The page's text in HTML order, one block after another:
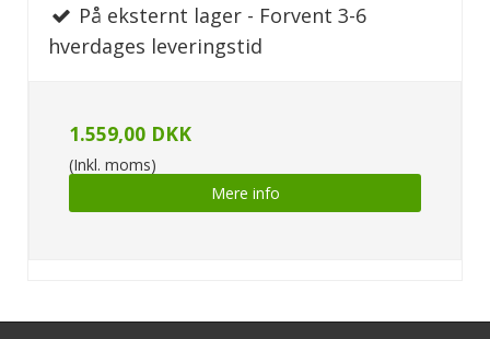
På eksternt lager - Forvent 3-6
hverdages leveringstid
1.559,00 DKK
(Inkl. moms)
Mere info